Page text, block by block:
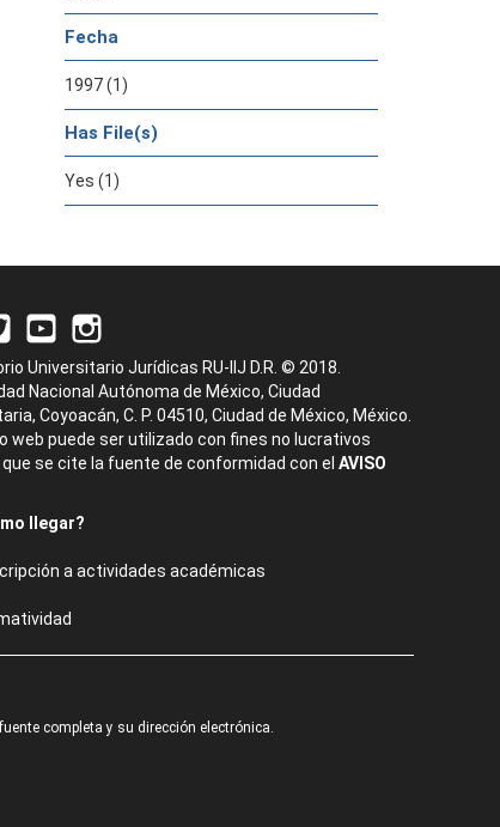
Fecha
1997 (1)
Has File(s)
Yes (1)
Universitario Jurídicas RU-IIJ D.R. © 2018.
Nacional Autónoma de México, Ciudad
Coyoacán, C. P. 04510, Ciudad de México, México.
web puede ser utilizado con fines no lucrativos
se cite la fuente de conformidad con el AVISO
llegar?
a actividades académicas
completa y su dirección electrónica.